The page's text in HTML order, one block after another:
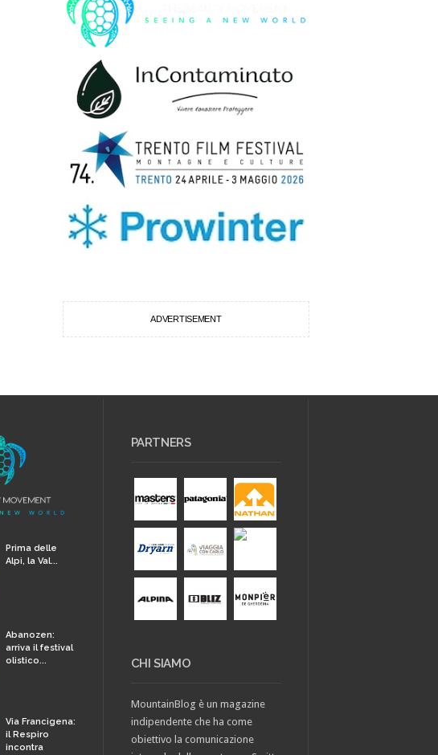
ADVERTISEMENT
Prima delle
Alpi, la Val...
Abanozen:
arriva il festival
olistico...
Via Francigena:
il Respiro
incontra
PARTNERS
CHI SIAMO
MountainBlog è un magazine
indipendente che ha come
obiettivo la comunicazione